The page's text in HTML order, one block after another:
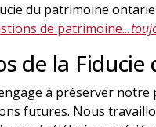
du patrimoine
de patrimoine...
de la
à préserver
futures. Nous